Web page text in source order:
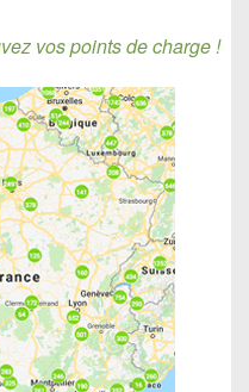
vos points de charge !